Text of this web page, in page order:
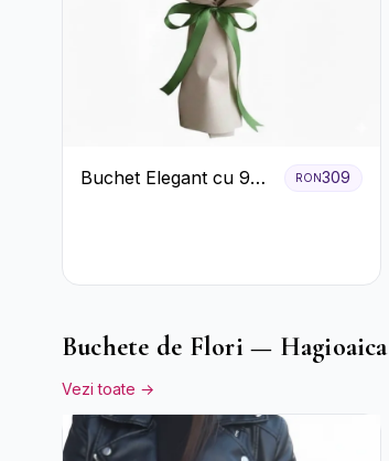
Buchet Elegant cu 9
RON309
Buchete de Flori — Hagioaica
Vezi toate →